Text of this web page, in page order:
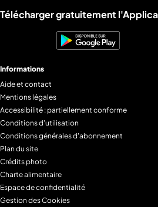
Liens utiles M6+.
Télécharger gratuitement
Informations
Aide et contact
Mentions légales
Accessibilité : partiellement conforme
Conditions d'utilisation
Conditions générales d'abonnement
Plan du site
Crédits photo
Charte alimentaire
Espace de confidentialité
Gestion des Cookies